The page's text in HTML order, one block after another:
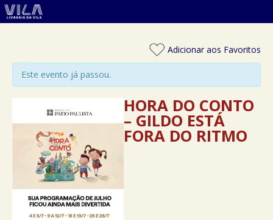
Adicionar aos Favoritos
Este evento já passou.
HORA DO CONTO
– GILDO ESTÁ
FORA DO RITMO